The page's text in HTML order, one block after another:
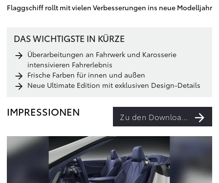
Flaggschiff rollt mit vielen Verbesserungen ins neue Modelljahr
DAS WICHTIGSTE IN KÜRZE
Überarbeitungen an Fahrwerk und Karosserie
intensivieren Fahrerlebnis
Frische Farben für innen und außen
Neue Ultimate Edition mit exklusiven Design-Details
IMPRESSIONEN Zu den Downloads